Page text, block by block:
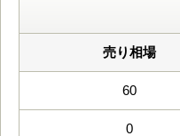
売り相場
60
0